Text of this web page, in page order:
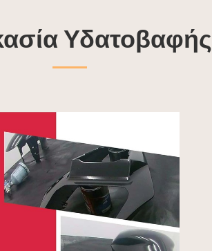
Υδατοβαφής